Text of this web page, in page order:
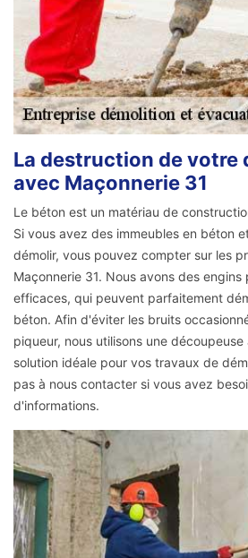
La destruction de votre
avec Maçonnerie 31
Le béton est un matériau de
Si vous avez des immeubles en béton
démolir, vous pouvez compter sur les
Maçonnerie 31. Nous avons des
efficaces, qui peuvent parfaitement
béton. Afin d'éviter les bruits
piqueur, nous utilisons une
solution idéale pour vos travaux de
pas à nous contacter si vous avez
d'informations.